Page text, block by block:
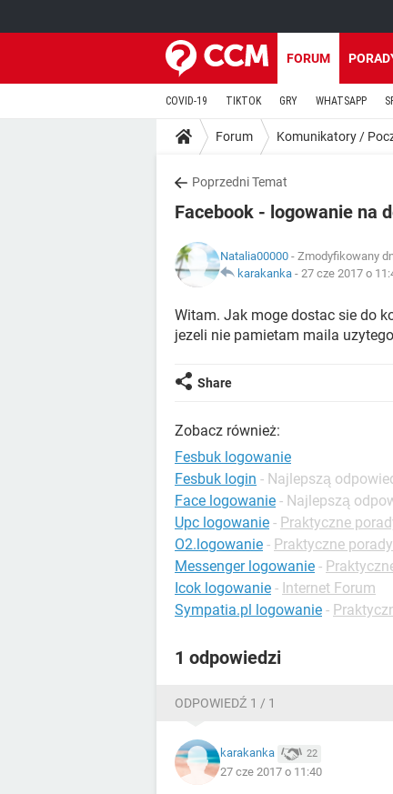
FORUM
COVID-19 TIKTOK GRY WHATSAPP
Forum Komunikatory /
Poprzedni Temat
Facebook - logowanie na
Natalia00000 - Zmodyfikowany
karakanka - 27 cze 2017 o
Witam. Jak moge dostac sie do
jezeli nie pamietam maila
Share
Zobacz również:
Fesbuk logowanie
Fesbuk login - Najlepszą
Face logowanie - Najlepszą
Upc logowanie - Praktyczne
O2.logowanie - Praktyczne
Messenger logowanie -
Icok logowanie - Internet Forum
Sympatia.pl logowanie -
1 odpowiedzi
ODPOWIEDŹ 1 / 1
karakanka 22
27 cze 2017 o 11:40